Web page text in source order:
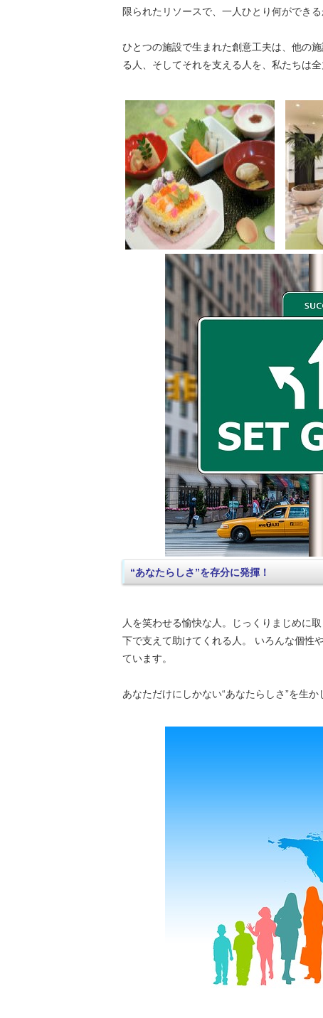
限られたリソースで、一人ひとり何ができ
ひとつの施設で生まれた創意工夫は、他の
る人、そしてそれを支える人を、私たちは全
“あなたらしさ”を存分に発揮！
人を笑わせる愉快な人。じっくりまじめに
下で支えて助けてくれる人。 いろんな個性
ています。
あなただけにしかない“あなたらしさ”を生